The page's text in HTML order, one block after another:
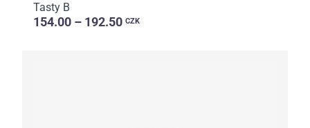
Tasty B
154.00 – 192.50 CZK